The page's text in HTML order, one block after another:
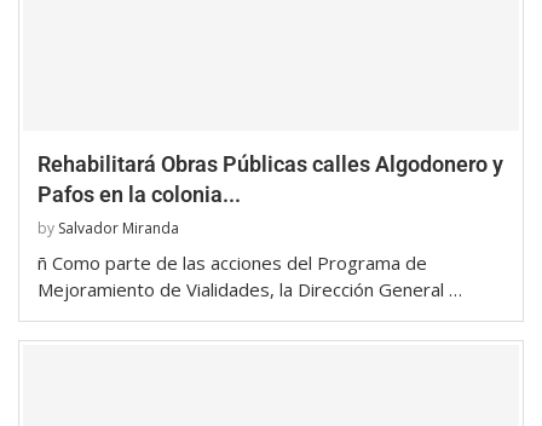
Rehabilitará Obras Públicas calles Algodonero y
Pafos en la colonia...
by Salvador Miranda
ñ Como parte de las acciones del Programa de
Mejoramiento de Vialidades, la Dirección General …